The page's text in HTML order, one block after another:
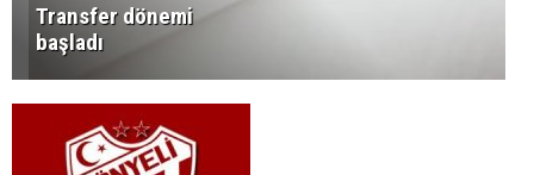
Transfer dönemi
başladı